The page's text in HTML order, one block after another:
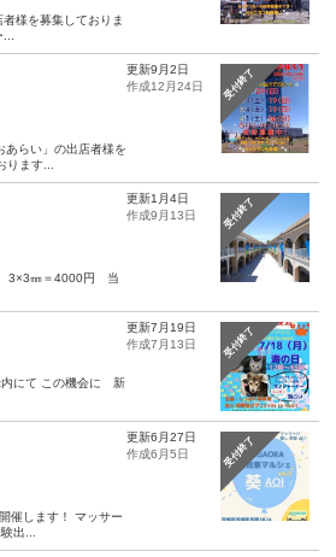
様を募集しておりま
受付終了
らい」の出店者様を
ます...
更新9月2日
作成12月24日
受付終了
3×3㎜＝4000円 当
更新1月4日
作成9月13日
受付終了
内にて この機会に 新
更新7月19日
作成7月13日
受付終了
催します！ マッサー
出...
更新6月27日
作成6月5日